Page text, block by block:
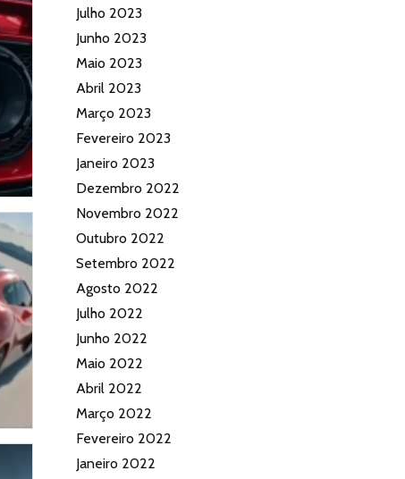
Julho 2023
Junho 2023
Maio 2023
Abril 2023
Março 2023
Fevereiro 2023
Janeiro 2023
Dezembro 2022
Novembro 2022
Outubro 2022
Setembro 2022
Agosto 2022
Julho 2022
Junho 2022
Maio 2022
Abril 2022
Março 2022
Fevereiro 2022
Janeiro 2022